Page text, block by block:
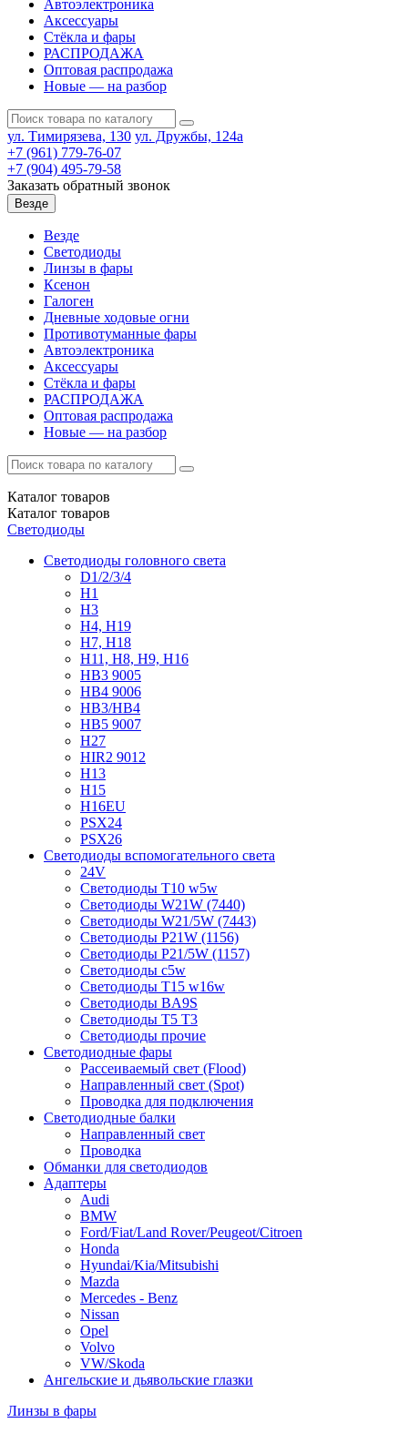
Автоэлектроника
Аксессуары
Стёкла и фары
РАСПРОДАЖА
Оптовая распродажа
Новые — на разбор
ул. Тимирязева, 130 ул. Дружбы, 124а
+7 (961) 779-76-07
+7 (904) 495-79-58
Заказать обратный звонок
Везде
Везде
Светодиоды
Линзы в фары
Ксенон
Галоген
Дневные ходовые огни
Противотуманные фары
Автоэлектроника
Аксессуары
Стёкла и фары
РАСПРОДАЖА
Оптовая распродажа
Новые — на разбор
Каталог товаров
Каталог товаров
Светодиоды
Светодиоды головного света
D1/2/3/4
H1
H3
H4, H19
H7, H18
H11, H8, H9, H16
HB3 9005
HB4 9006
HB3/HB4
HB5 9007
H27
HIR2 9012
H13
H15
H16EU
PSX24
PSX26
Светодиоды вспомогательного света
24V
Светодиоды T10 w5w
Светодиоды W21W (7440)
Светодиоды W21/5W (7443)
Светодиоды P21W (1156)
Светодиоды P21/5W (1157)
Светодиоды c5w
Светодиоды T15 w16w
Светодиоды BA9S
Светодиоды T5 T3
Светодиоды прочие
Светодиодные фары
Рассеиваемый свет (Flood)
Направленный свет (Spot)
Проводка для подключения
Светодиодные балки
Направленный свет
Проводка
Обманки для светодиодов
Адаптеры
Audi
BMW
Ford/Fiat/Land Rover/Peugeot/Citroen
Honda
Hyundai/Kia/Mitsubishi
Mazda
Mercedes - Benz
Nissan
Opel
Volvo
VW/Skoda
Ангельские и дьявольские глазки
Линзы в фары